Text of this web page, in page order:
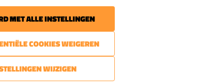
volgende bestelling.
laatste nieuws
MET ALLE INSTELLINGEN
COOKIES WEIGEREN
WIJZIGEN